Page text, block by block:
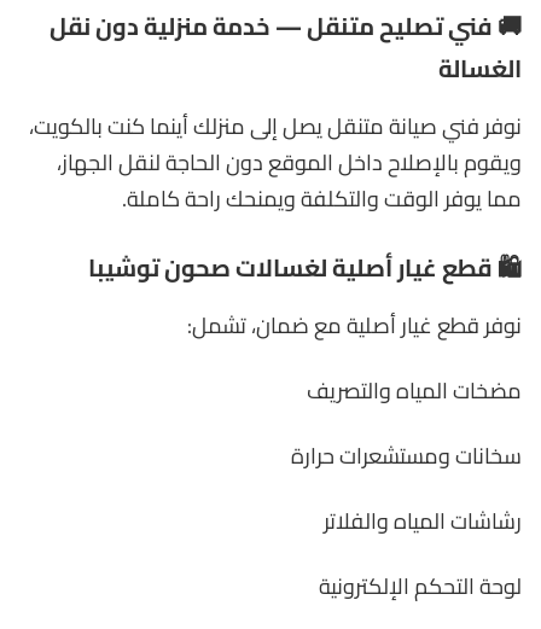
🚚 فني تصليح متنقل — خدمة منزلية دون نقل
الغسالة
نوفر فني صيانة متنقل يصل إلى منزلك أينما كنت بالكويت،
ويقوم بالإصلاح داخل الموقع دون الحاجة لنقل الجهاز،
مما يوفر الوقت والتكلفة ويمنحك راحة كاملة.
🛍️ قطع غيار أصلية لغسالات صحون توشيبا
نوفر قطع غيار أصلية مع ضمان، تشمل:
مضخات المياه والتصريف
سخانات ومستشعرات حرارة
رشاشات المياه والفلاتر
لوحة التحكم الإلكترونية